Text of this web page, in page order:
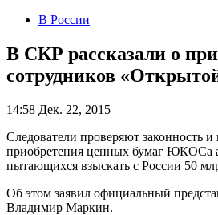
В России
В СКР рассказали о
сотрудников
14:58 Дек. 22, 2015
Следователи проверяют законность и
приобретения ценных бумаг ЮКОСа
пытающихся взыскать с России 50
Об этом заявил официальный
Владимир Маркин.